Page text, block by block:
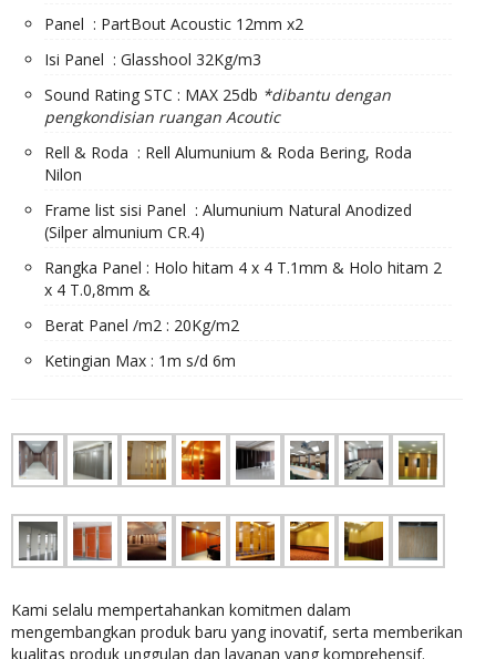
Panel : PartBout Acoustic 12mm x2
Isi Panel : Glasshool 32Kg/m3
Sound Rating STC : MAX 25db *dibantu dengan
pengkondisian ruangan Acoutic
Rell & Roda : Rell Alumunium & Roda Bering, Roda
Nilon
Frame list sisi Panel : Alumunium Natural Anodized
(Silper almunium CR.4)
Rangka Panel : Holo hitam 4 x 4 T.1mm & Holo hitam 2
x 4 T.0,8mm &
Berat Panel /m2 : 20Kg/m2
Ketingian Max : 1m s/d 6m
Kami selalu mempertahankan komitmen dalam
mengembangkan produk baru yang inovatif, serta memberikan
kualitas produk unggulan dan layanan yang komprehensif.